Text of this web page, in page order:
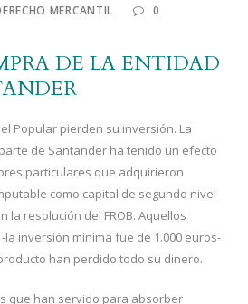
MERCANTIL 0
DE LA ENTIDAD
Popular pierden su inversión. La
de Santander ha tenido un efecto
particulares que adquirieron
como capital de segundo nivel
la resolución del FROB. Aquellos
inversión mínima fue de 1.000 euros-
han perdido todo su dinero.
que han servido para absorber